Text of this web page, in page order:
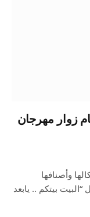
زوار مهرجان
وأصنافها
بيتكم .. يابعد